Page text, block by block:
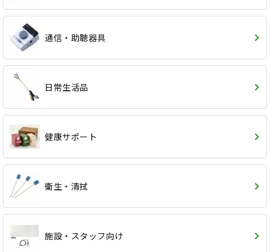
通信・助聴器具
日常生活品
健康サポート
衛生・清拭
施設・スタッフ向け